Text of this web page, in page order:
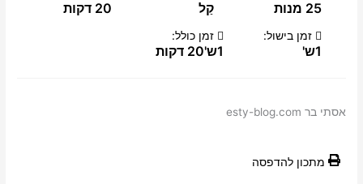
25 מנות קַל 20 דקות
זמן בישול:
1ש'
זמן כולל:
1ש'20 דקות
אסתי בר esty-blog.com
מתכון להדפסה